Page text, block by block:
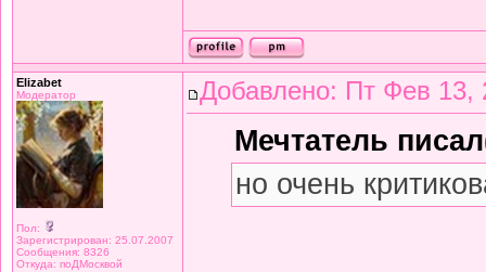
Elizabet
Модератор
Пол:
Зарегистрирован: 25.07.2007
Сообщения: 8326
Откуда: поДМосквой
Добавлено: Пт Фев 13,
Мечтатель
но очень